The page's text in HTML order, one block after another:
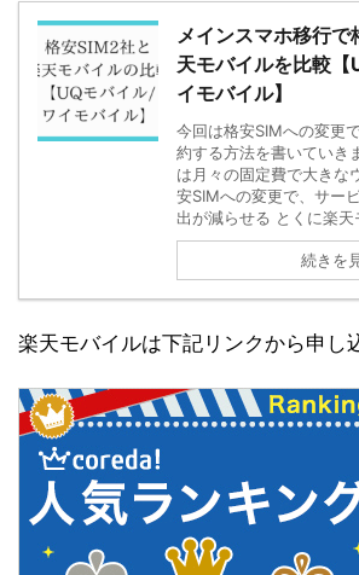
メインスマホ移行
天モバイルを比較【
イモバイル】
今回は格安SIMへの変更
約する方法を書いていき
は月々の固定費で大きな
安SIMへの変更で、サー
出が減らせる とくに楽天
続きを
楽天モバイルは下記リンクから申し